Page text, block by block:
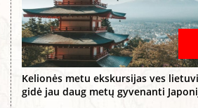
Kelionės metu ekskursijas ves
gidė jau daug metų gyvenanti